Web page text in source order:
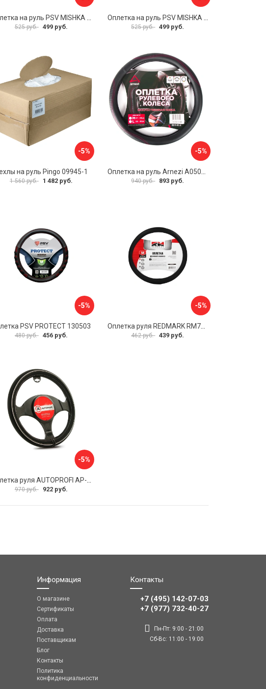
525 руб. 499 руб. 525 руб. 499 руб.
-5%
на руль Pingo 09945-1
1 560 руб. 1 482 руб.
-5%
Оплетка на руль Arnezi A0501040
940 руб. 893 руб.
-5%
PSV PROTECT 130503
480 руб. 456 руб.
-5%
Оплетка руля REDMARK RM78002
462 руб. 439 руб.
-5%
970 руб. 922 руб.
Информация
О магазине
Сертификаты
Оплата
Доставка
Поставщикам
Блог
Контакты
Политика
конфиденциальности
Контакты
+7 (495) 142-07-03
‎‎+7 (977) 732-40-27
Пн-Пт: 9:00 - 21:00
Сб-Вс: 11:00 - 19:00